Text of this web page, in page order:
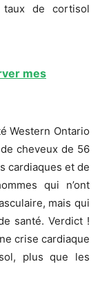
de cortisol
mes
Western Ontario
cheveux de 56
cardiaques et de
qui n’ont
mais qui
santé. Verdict !
crise cardiaque
plus que les